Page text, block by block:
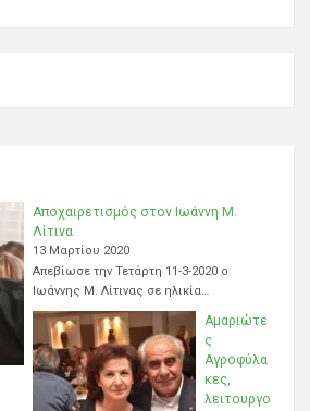
Αποχαιρετισμός στον Ιωάννη Μ.
Λίτινα
13 Μαρτίου 2020
Απεβίωσε την Τετάρτη 11-3-2020 ο
Ιωάννης Μ. Λίτινας σε ηλικία…
Αμαριώτε
ς
Αγροφύλα
κες,
λειτουργο